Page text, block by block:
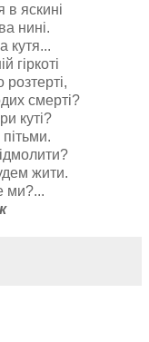
в яскині
нині.
кутя...
гіркоті
смерті?
куті?
пітьми.
жити.
ми?...